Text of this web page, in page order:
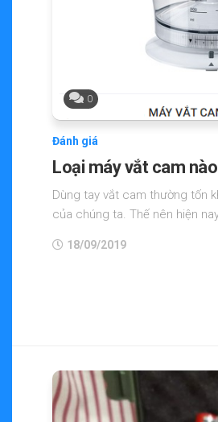
0
Đánh giá
Loại máy vắt cam
Dùng tay vắt cam thường tốn
của chúng ta. Thế nên hiện
18/09/2019